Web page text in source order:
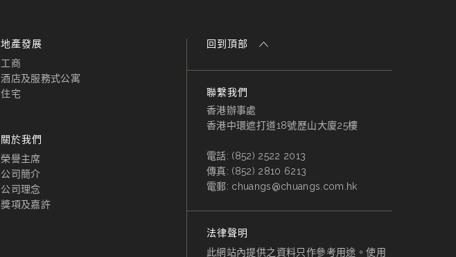
地產發展
工商
酒店及服務式公寓
住宅
關於我們
榮譽主席
公司簡介
公司理念
獎項及嘉許
回到頂部
聯繫我們
香港辦事處
香港中環遮打道18號歷山大廈25樓
電話: (852) 2522 2013
傳真: (852) 2810 6213
電郵: chuangs@chuangs.com.hk
法律聲明
此網站內提供之資料只作參考用途。使用